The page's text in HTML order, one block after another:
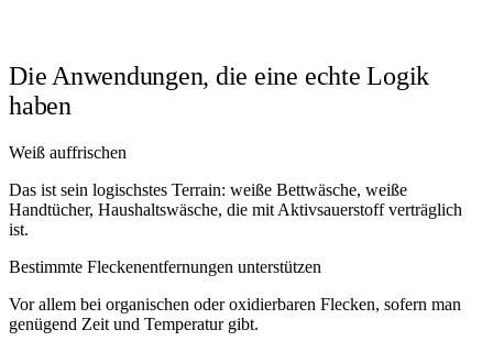
Die Anwendungen, die eine echte Logik
haben
Weiß auffrischen
Das ist sein logischstes Terrain: weiße Bettwäsche, weiße
Handtücher, Haushaltswäsche, die mit Aktivsauerstoff verträglich
ist.
Bestimmte Fleckenentfernungen unterstützen
Vor allem bei organischen oder oxidierbaren Flecken, sofern man
genügend Zeit und Temperatur gibt.